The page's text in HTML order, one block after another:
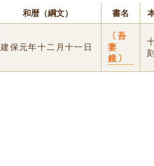
和暦（綱文） 書名
建保元年十二月十一日
〔吾
妻
鏡〕